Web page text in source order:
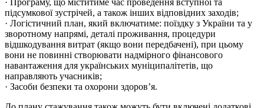
· Програму, що міститиме час проведення вступної та
підсумкової зустрічей, а також інших відповідних заходів;
· Логістичний план, який включатиме: поїздку з України та у
зворотному напрямі, деталі проживання, процедури
відшкодування витрат (якщо вони передбачені), при цьому
вони не повинні створювати надмірного фінансового
навантаження для українських муніципалітетів, що
направляють учасників;
· Засоби безпеки та охорони здоров’я.